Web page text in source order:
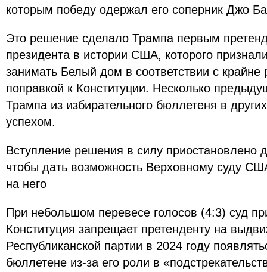
которым победу одержал его соперник Джо
Это решение сделало Трампа первым
президента в истории США, которого
занимать Белый дом в соответствии с крайне
поправкой к Конституции. Несколько
Трампа из избирательного бюллетеня в
успехом.
Вступление решения в силу приостановлено
чтобы дать возможность Верховному суду
на него
При небольшом перевесе голосов (4:3) суд
Конституция запрещает претенденту на
Республиканской партии в 2024 году
бюллетене из-за его роли в